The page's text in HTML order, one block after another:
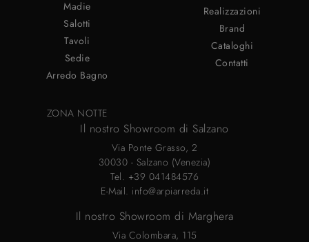
Madie
Salotti
Tavoli
Sedie
Arredo Bagno
ZONA NOTTE
Realizzazioni
Brand
Cataloghi
Contatti
Il nostro Showroom di Salzano
Via Ponte Grasso, 2
30030 - Salzano (Venezia)
Tel. +39 041484576
E-Mail. info@arpiarreda.it
Il nostro Showroom di Marghera
Via Colombara, 115